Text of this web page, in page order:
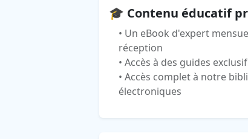
🎓 Contenu éducatif
• Un eBook d'expert
réception
• Accès à des guides
• Accès complet à notre
électroniques